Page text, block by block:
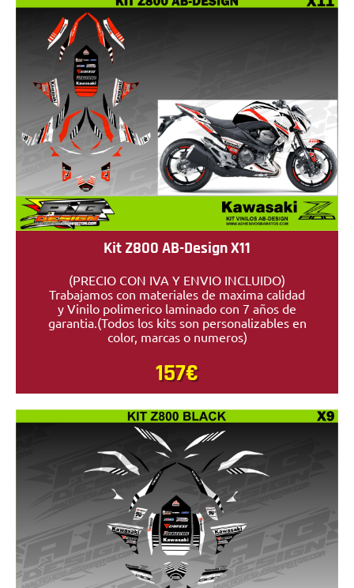
Kit Z800 AB-Design X11
(PRECIO CON IVA Y ENVIO INCLUIDO)
Trabajamos con materiales de maxima calidad
y Vinilo polimerico laminado con 7 años de
garantia.(Todos los kits son personalizables en
color, marcas o numeros)
157€